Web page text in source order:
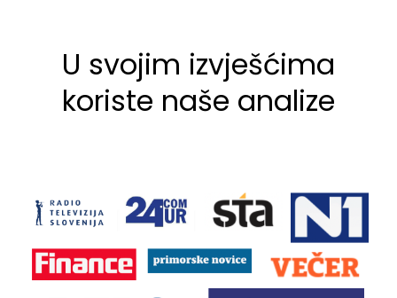
U svojim izvješćima
koriste naše analize